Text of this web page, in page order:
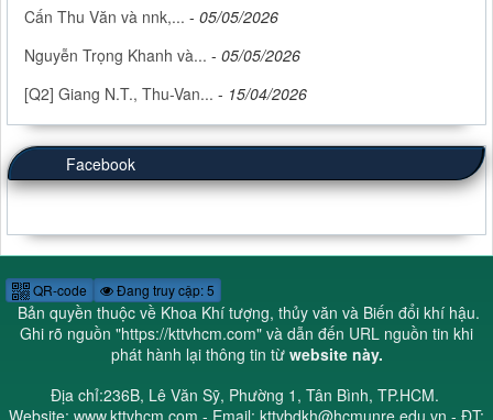
Cấn Thu Văn và nnk,... - 05/05/2026
Nguyễn Trọng Khanh và... - 05/05/2026
[Q2] Giang N.T., Thu-Van... - 15/04/2026
Facebook
QR-code Đang truy cập: 5
Bản quyền thuộc về Khoa Khí tượng, thủy văn và Biến đổi khí hậu.
Ghi rõ nguồn "https://kttvhcm.com" và dẫn đến URL nguồn tin khi
phát hành lại thông tin từ website này.
Địa chỉ:236B, Lê Văn Sỹ, Phường 1, Tân Bình, TP.HCM.
Website: www.kttvhcm.com - Email: kttvbdkh@hcmunre.edu.vn - ĐT: